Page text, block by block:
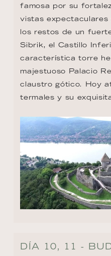
famosa por su
vistas expectaculares
los restos de un
Sibrik, el Castillo
característica torre
majestuoso Palacio
claustro gótico. Hoy
termales y su
DÍA 10, 11 -